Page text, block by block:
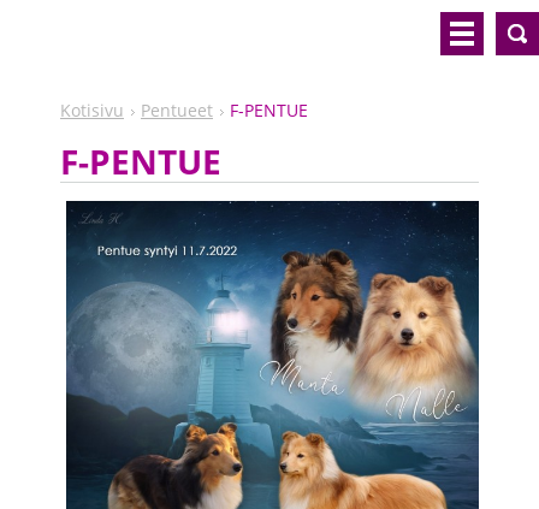
Kotisivu Pentueet F-PENTUE
F-PENTUE